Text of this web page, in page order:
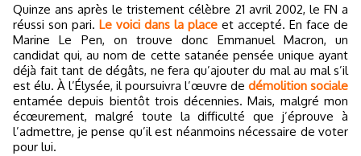
Quinze ans après le tristement célèbre 21 avril 2002, le FN a
réussi son pari. Le voici dans la place et accepté. En face de
Marine Le Pen, on trouve donc Emmanuel Macron, un
candidat qui, au nom de cette satanée pensée unique ayant
déjà fait tant de dégâts, ne fera qu’ajouter du mal au mal s’il
est élu. À l’Élysée, il poursuivra l’œuvre de démolition sociale
entamée depuis bientôt trois décennies. Mais, malgré mon
écœurement, malgré toute la difficulté que j’éprouve à
l’admettre, je pense qu’il est néanmoins nécessaire de voter
pour lui.